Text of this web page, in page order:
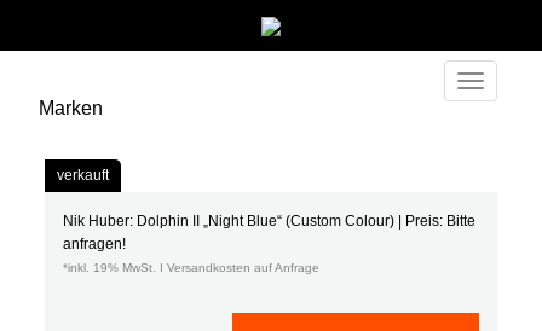
Toggle
Marken
verkauft
Nik Huber: Dolphin II „Night Blue“ (Custom Colour) | Preis: Bitte
anfragen!
*inkl. 19% MwSt. I Versandkosten auf Anfrage